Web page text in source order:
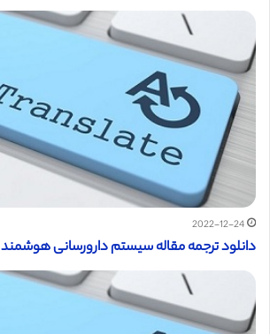
2022-12-24
دانلود ترجمه مقاله سیستم دارورسانی هوشمند